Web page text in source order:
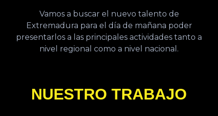
Vamos a buscar el nuevo talento de
Extremadura para el día de mañana poder
presentarlos a las principales actividades tanto a
nivel regional como a nivel nacional.
NUESTRO TRABAJO